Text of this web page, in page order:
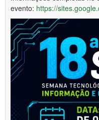
evento: https://